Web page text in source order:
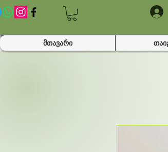
მთავარი